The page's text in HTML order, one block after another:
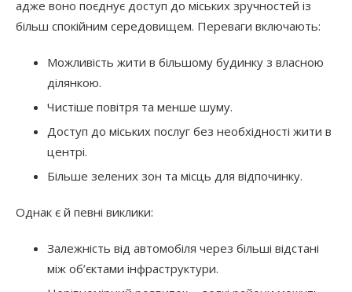
адже воно поєднує доступ до міських зручностей із
більш спокійним середовищем. Переваги включають:
Можливість жити в більшому будинку з власною
ділянкою.
Чистіше повітря та менше шуму.
Доступ до міських послуг без необхідності жити в
центрі.
Більше зелених зон та місць для відпочинку.
Однак є й певні виклики:
Залежність від автомобіля через більші відстані
між об’єктами інфраструктури.